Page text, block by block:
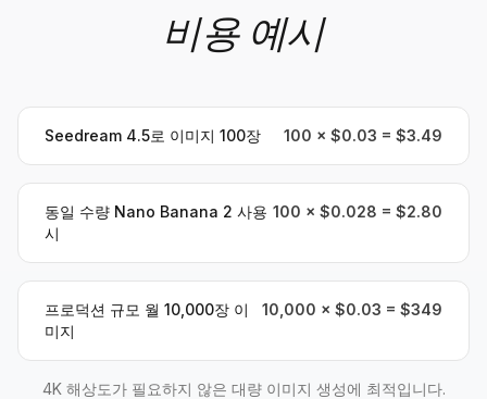
비용 예시
Seedream 4.5로 이미지 100장 100 × $0.03 = $3.49
동일 수량 Nano Banana 2 사용
시
100 × $0.028 = $2.80
프로덕션 규모 월 10,000장 이
미지
10,000 × $0.03 = $349
4K 해상도가 필요하지 않은 대량 이미지 생성에 최적입니다.